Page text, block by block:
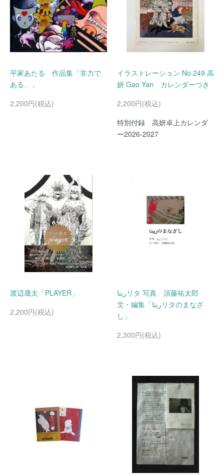
平家あたる 作品集「非力で
ある、」
2,200円(税込)
イラストレーション No.249 高
妍 Gao Yan カレンダーつき
2,200円(税込)
特別付録 高妍卓上カレンダ
ー2026-2027
渡辺晟太「PLAYER」
2,200円(税込)
ريتاリタ 写真 須藤祐太郎
文・編集「ريتاリタのまなざ
し」
2,300円(税込)